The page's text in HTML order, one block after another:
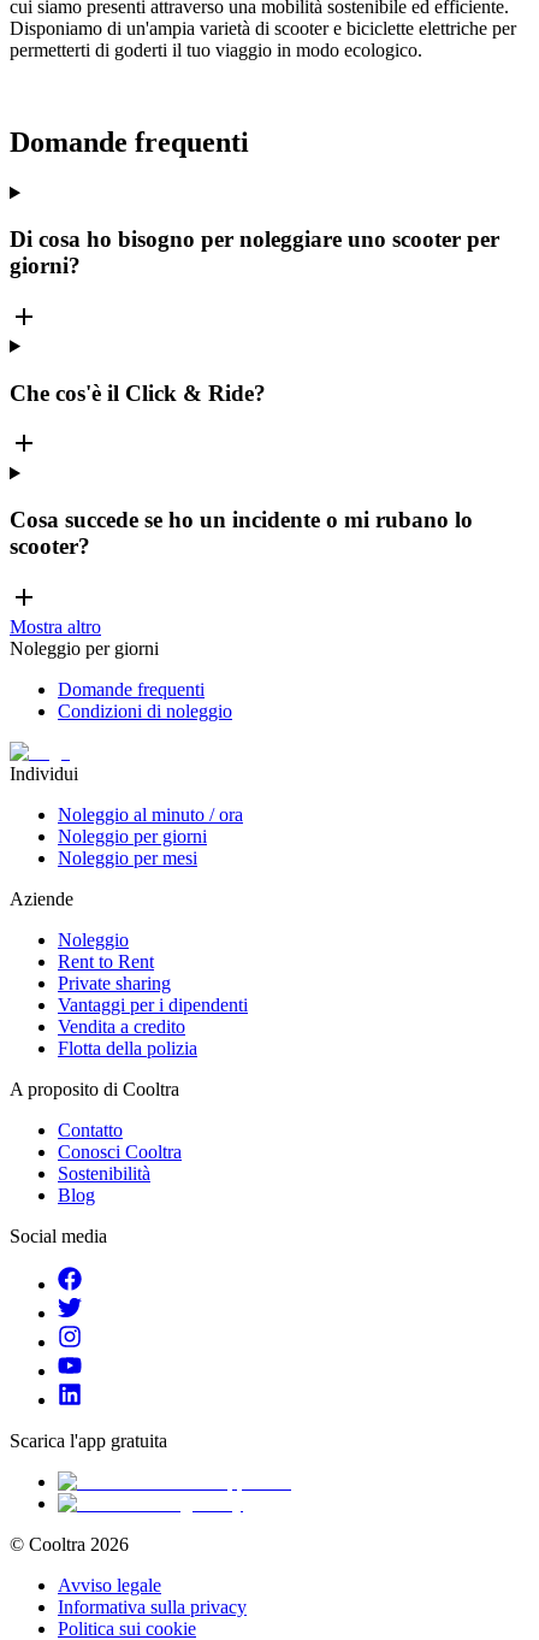
cui siamo presenti attraverso una mobilità sostenibile ed efficiente.
Disponiamo di un'ampia varietà di scooter e biciclette elettriche per
permetterti di goderti il tuo viaggio in modo ecologico.
Domande frequenti
Di cosa ho bisogno per noleggiare uno scooter per
giorni?
Che cos'è il Click & Ride?
Cosa succede se ho un incidente o mi rubano lo
scooter?
Mostra altro
Noleggio per giorni
Domande frequenti
Condizioni di noleggio
Individui
Noleggio al minuto / ora
Noleggio per giorni
Noleggio per mesi
Aziende
Noleggio
Rent to Rent
Private sharing
Vantaggi per i dipendenti
Vendita a credito
Flotta della polizia
A proposito di Cooltra
Contatto
Conosci Cooltra
Sostenibilità
Blog
Social media
Scarica l'app gratuita
© Cooltra 2026
Avviso legale
Informativa sulla privacy
Politica sui cookie